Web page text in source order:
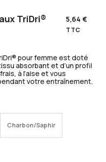
TriDri®
5,64€
TTC
pour femme est doté
absorbant et d’un profil
à l’aise et vous
votre entraînement.
Charbon/Saphir